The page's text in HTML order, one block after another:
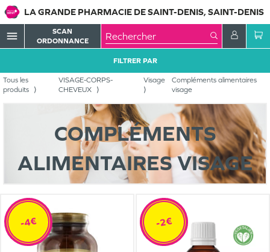
LA GRANDE PHARMACIE DE SAINT-DENIS, SAINT-DENIS
menu
SCAN
ORDONNANCE
Tous les
produits
VISAGE-CORPS-
CHEVEUX
Visage
Compléments alimentaires
visage
FILTRER PAR
COMPLÉMENTS
ALIMENTAIRES VISAGE
-4€ -2€